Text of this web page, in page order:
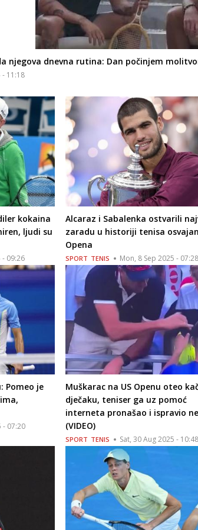
njegova dnevna rutina: Dan počinjem
- 11:18
kokaina
ljudi su
- 09:26
Alcaraz i Sabalenka ostvarili
zaradu u historiji tenisa
Opena
SPORT TENIS Mon, 8 Sep 2025 - 07:28
Pomeo je
- 07:20
Muškarac na US Openu oteo
dječaku, teniser ga uz pomoć
interneta pronašao i ispravio
(VIDEO)
SPORT TENIS Sat, 30 Aug 2025 - 10:48